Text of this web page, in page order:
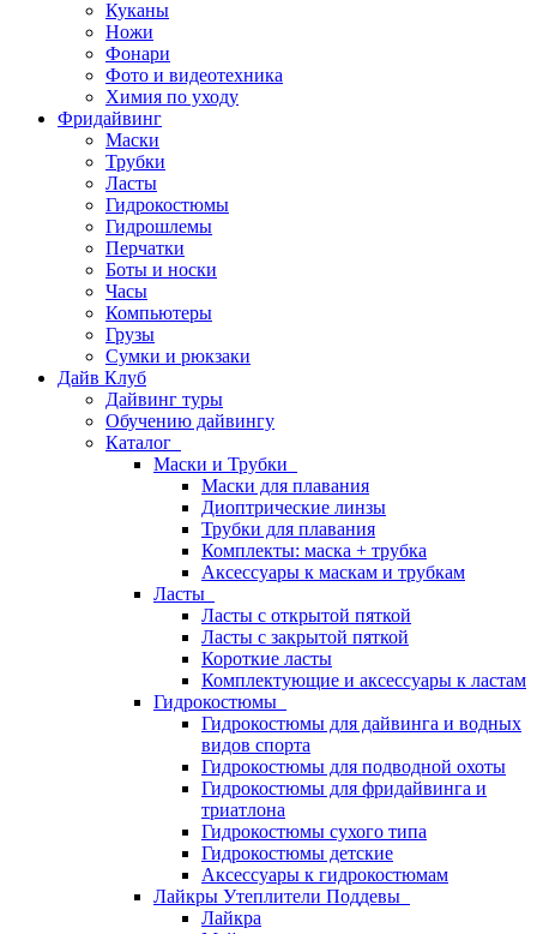
Куканы
Ножи
Фонари
Фото и видеотехника
Химия по уходу
Фридайвинг
Маски
Трубки
Ласты
Гидрокостюмы
Гидрошлемы
Перчатки
Боты и носки
Часы
Компьютеры
Грузы
Сумки и рюкзаки
Дайв Клуб
Дайвинг туры
Обучению дайвингу
Каталог
Маски и Трубки
Маски для плавания
Диоптрические линзы
Трубки для плавания
Комплекты: маска + трубка
Аксессуары к маскам и трубкам
Ласты
Ласты с открытой пяткой
Ласты с закрытой пяткой
Короткие ласты
Комплектующие и аксессуары к ластам
Гидрокостюмы
Гидрокостюмы для дайвинга и водных
видов спорта
Гидрокостюмы для подводной охоты
Гидрокостюмы для фридайвинга и
триатлона
Гидрокостюмы сухого типа
Гидрокостюмы детские
Аксессуары к гидрокостюмам
Лайкры Утеплители Поддевы
Лайкра